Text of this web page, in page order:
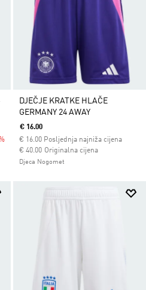
DJEČJE KRATKE HLAČE
GERMANY 24 AWAY
€ 16.00
€ 16.00 Posljednja najniža cijena
Originalna cijena
Cijena umanjena od
€ 40.00za
Djeca Nogomet